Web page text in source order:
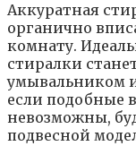
Аккуратная
органично
комнату.
стиралки
умывальником
если подобные
невозможны,
подвесной